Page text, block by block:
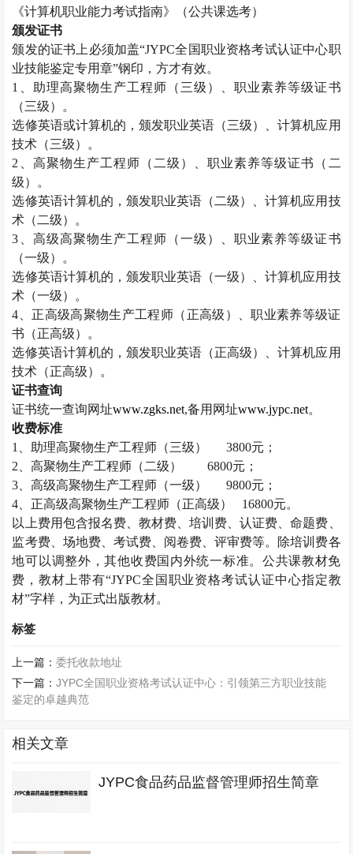
《计算机职业能力考试指南》（公共课选考）
颁发证书
颁发的证书上必须加盖“JYPC全国职业资格考试认证中心职
业技能鉴定专用章”钢印，方才有效。
1
、助理高聚物生产工程师（三级）、职业素养等级证书
（三级）。
选修英语或计算机的，颁发职业英语（三级）、计算机应用
技术（三级）。
2 、高聚物生产工程师（二级）、职业素养等级证书（二
级）。
选修英语计算机的，颁发职业英语（二级）、计算机应用技
术（二级）。
3 、高级高聚物生产工程师（一级）、职业素养等级证书
（一级）。
选修英语计算机的，颁发职业英语（一级）、计算机应用技
术（一级）。
4 、正高级高聚物生产工程师（正高级）、职业素养等级证
书（正高级）。
选修英语计算机的，颁发职业英语（正高级）、计算机应用
技术（正高级）。
证书查询
证书统一查询网址www.zgks.net,备用网址www.jypc.net。
收费标准
1
、助理高聚物生产工程师（三级） 3800元；
2 、高聚物生产工程师（二级） 6800元；
3 、高级高聚物生产工程师（一级） 9800元；
4 、正高级高聚物生产工程师（正高级） 16800元。
以上费用包含报名费、教材费、培训费、认证费、命题费、
监考费、场地费、考试费、阅卷费、评审费等。除培训费各
地可以调整外，其他收费国内外统一标准。公共课教材免
费，教材上带有“JYPC全国职业资格考试认证中心指定教
材”字样，为正式出版教材。
标签
上一篇：委托收款地址
下一篇：JYPC全国职业资格考试认证中心：引领第三方职业技能
鉴定的卓越典范
相关文章
JYPC食品药品监督管理师招生简章